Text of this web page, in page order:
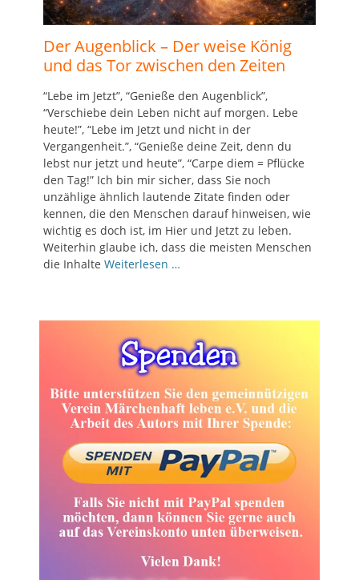
Der Augenblick – Der weise König
und das Tor zwischen den Zeiten
“Lebe im Jetzt”, “Genieße den Augenblick”,
“Verschiebe dein Leben nicht auf morgen. Lebe
heute!”, “Lebe im Jetzt und nicht in der
Vergangenheit.”, “Genieße deine Zeit, denn du
lebst nur jetzt und heute”, “Carpe diem = Pflücke
den Tag!” Ich bin mir sicher, dass Sie noch
unzählige ähnlich lautende Zitate finden oder
kennen, die den Menschen darauf hinweisen, wie
wichtig es doch ist, im Hier und Jetzt zu leben.
Weiterhin glaube ich, dass die meisten Menschen
die Inhalte Weiterlesen …